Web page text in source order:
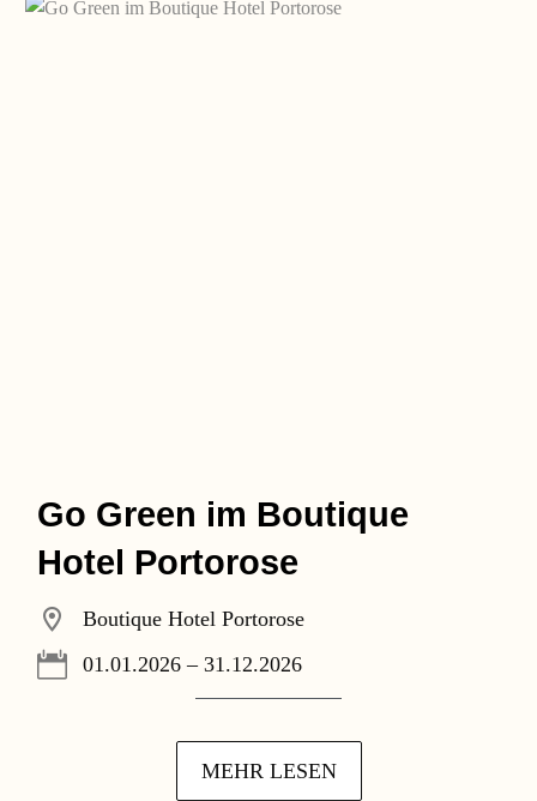
Go Green im Boutique
Hotel Portorose
Boutique Hotel Portorose
01.01.2026 – 31.12.2026
MEHR LESEN